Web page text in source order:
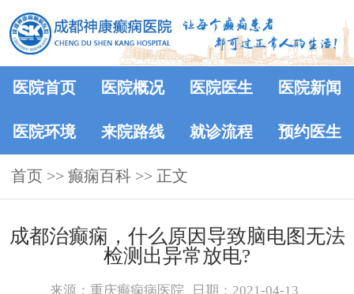
医院首页 医院概况 医院医生 医院新闻
医院环境 来院路线 就诊流程 预约医生
首页 >> 癫痫百科 >> 正文
成都治癫痫，什么原因导致脑电图无法
检测出异常放电?
来源：重庆癫痫病医院 日期：2021-04-13